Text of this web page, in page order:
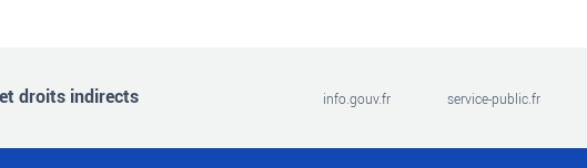
droits indirects info.gouv.fr service-public.fr